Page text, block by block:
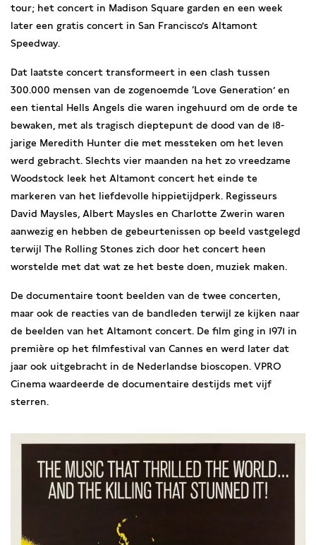
tour; het concert in Madison Square garden en een week
later een gratis concert in San Francisco’s Altamont
Speedway.
Dat laatste concert transformeert in een clash tussen
300.000 mensen van de zogenoemde ‘Love Generation’ en
een tiental Hells Angels die waren ingehuurd om de orde te
bewaken, met als tragisch dieptepunt de dood van de 18-
jarige Meredith Hunter die met messteken om het leven
werd gebracht. Slechts vier maanden na het zo vreedzame
Woodstock leek het Altamont concert het einde te
markeren van het liefdevolle hippietijdperk. Regisseurs
David Maysles, Albert Maysles en Charlotte Zwerin waren
aanwezig en hebben de gebeurtenissen op beeld vastgelegd
terwijl The Rolling Stones zich door het concert heen
worstelde met dat wat ze het beste doen, muziek maken.
De documentaire toont beelden van de twee concerten,
maar ook de reacties van de bandleden terwijl ze kijken naar
de beelden van het Altamont concert. De film ging in 1971 in
première op het filmfestival van Cannes en werd later dat
jaar ook uitgebracht in de Nederlandse bioscopen. VPRO
Cinema waardeerde de documentaire destijds met vijf
sterren.